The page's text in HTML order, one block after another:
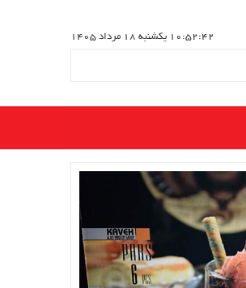
10:52:42 یکشنبه 18 مرداد 1405